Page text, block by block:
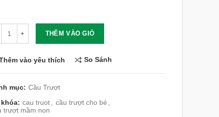
THÊM VÀO GIỎ
vào yêu thích So Sánh
mục: Cầu Trượt
cau truot , cầu trượt cho bé ,
trượt mầm non